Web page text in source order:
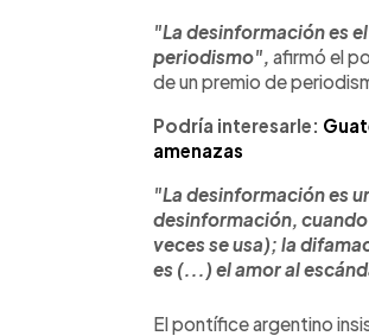
"La desinformación es
periodismo", afirmó el
de un premio de
Podría interesarle:
amenazas
"La desinformación es
desinformación,
veces se usa); la
es (...) el amor al
El pontífice argentino